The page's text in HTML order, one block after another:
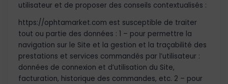
utilisateur et de proposer des conseils contextualisés :
https://ophtamarket.com est susceptible de traiter
tout ou partie des données : 1 – pour permettre la
navigation sur le Site et la gestion et la traçabilité des
prestations et services commandés par l’utilisateur :
données de connexion et d’utilisation du Site,
facturation, historique des commandes, etc. 2 – pour